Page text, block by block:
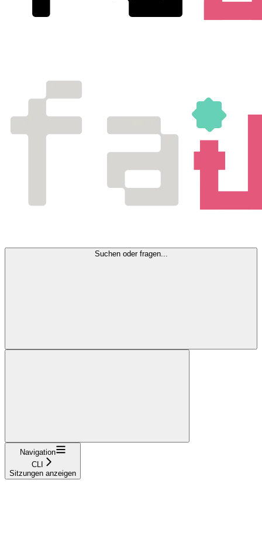
Suchen oder fragen...
Navigation
CLI
Sitzungen anzeigen